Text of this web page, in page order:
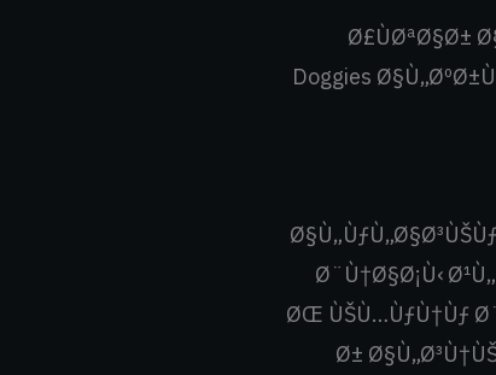
Doggies
Ø¨Ù†Ø§Ø¡Ù‹
ØŒ ÙŠÙ…ÙƒÙ†Ùƒ
Ø±